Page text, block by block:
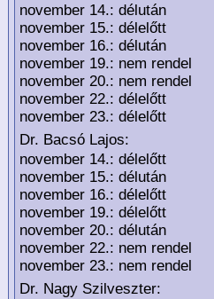
november 14.: délután
november 15.: délelőtt
november 16.: délután
november 19.: nem rendel
november 20.: nem rendel
november 22.: délelőtt
november 23.: délelőtt
Dr. Bacsó Lajos:
november 14.: délelőtt
november 15.: délután
november 16.: délelőtt
november 19.: délelőtt
november 20.: délután
november 22.: nem rendel
november 23.: nem rendel
Dr. Nagy Szilveszter: